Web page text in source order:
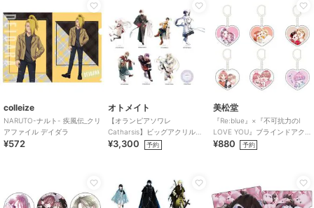
colleize
NARUTO-ナルト- 疾風伝_クリ
アファイル デイダラ
¥572
オトメイト
【オランピアソワレ
Catharsis】ビッグアクリルス
タンド(全7種)
¥3,300 予約
美松堂
『Re:blue』×『不可抗力のI
LOVE YOU』ブラインドアク
リルキーホルダー（全6種）
¥880 予約